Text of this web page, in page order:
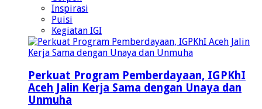
Inspirasi
Puisi
Kegiatan IGI
Perkuat Program Pemberdayaan, IGPKhI
Aceh Jalin Kerja Sama dengan Unaya dan
Unmuha